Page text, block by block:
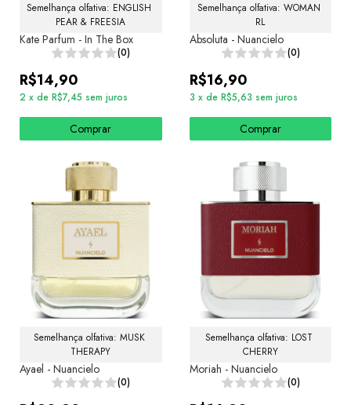
Semelhança olfativa: ENGLISH
PEAR & FREESIA
Kate Parfum - In The Box
(0)
R$14,90
2 x de R$7,45 sem juros
Comprar
Semelhança olfativa: WOMAN
RL
Absoluta - Nuancielo
(0)
R$16,90
3 x de R$5,63 sem juros
Comprar
Semelhança olfativa: MUSK
THERAPY
Ayael - Nuancielo
(0)
Semelhança olfativa: LOST
CHERRY
Moriah - Nuancielo
(0)